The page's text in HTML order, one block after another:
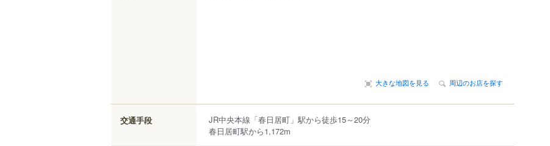
大きな地図を見る 周辺のお店を探す
交通手段
JR中央本線「春日居町」駅から徒歩15～20分
春日居町駅から1,172m